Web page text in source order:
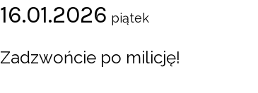
16.01.2026 piątek
Zadzwońcie po milicję!